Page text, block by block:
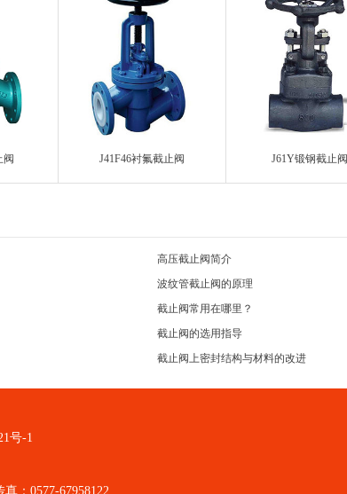
阀 J41F46衬氟截止阀 J61Y锻钢截止阀
高压截止阀简介
波纹管截止阀的原理
截止阀常用在哪里？
截止阀的选用指导
截止阀上密封结构与材料的改进
号-1
真：0577-67958122